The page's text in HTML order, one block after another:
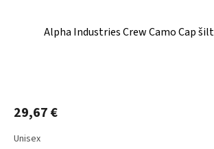
Alpha Industries Crew Camo Cap
29,67 €
Unisex